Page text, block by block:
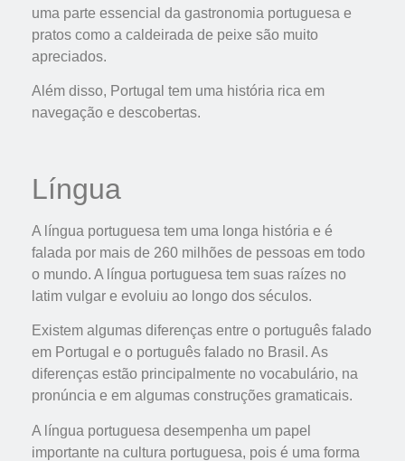
uma parte essencial da gastronomia portuguesa e
pratos como a caldeirada de peixe são muito
apreciados.
Além disso, Portugal tem uma história rica em
navegação e descobertas.
Língua
A língua portuguesa tem uma longa história e é
falada por mais de 260 milhões de pessoas em todo
o mundo. A língua portuguesa tem suas raízes no
latim vulgar e evoluiu ao longo dos séculos.
Existem algumas diferenças entre o português falado
em Portugal e o português falado no Brasil. As
diferenças estão principalmente no vocabulário, na
pronúncia e em algumas construções gramaticais.
A língua portuguesa desempenha um papel
importante na cultura portuguesa, pois é uma forma